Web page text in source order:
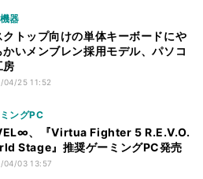
器
クトップ向けの単体キーボードにや
かいメンブレン採用モデル、パソコ
房
04/25 11:52
ングPC
、『Virtua Fighter 5 R.E.V.O.
Stage』推奨ゲーミングPC発売
04/03 13:57